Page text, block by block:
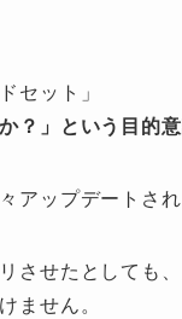
セット」
？」という目的
アップデートさ
させたとしても
ません。